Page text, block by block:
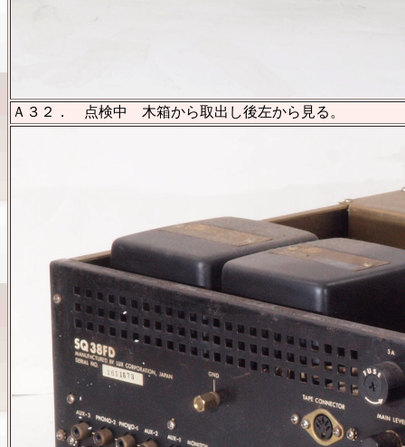
Ａ３２． 点検中 木箱から取出し後左から見る。